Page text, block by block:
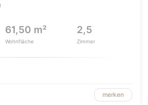
61,50 m²
Wohnfläche
2,5
Zimmer
merken